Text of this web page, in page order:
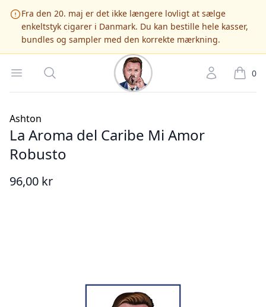
Fra den 20. maj er det ikke længere lovligt at sælge
enkeltstyk cigarer i Danmark. Du kan bestille hele kasser,
bundles og sampler med den korrekte mærkning.
Open menu
Søg
Cigarshop.dk
Account
0
Ashton
La Aroma del Caribe Mi Amor
Robusto
96,00 kr